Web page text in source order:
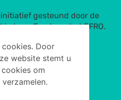
Door
website stemt u
om
initiatief gesteund door de
Fonds en het EFRO.